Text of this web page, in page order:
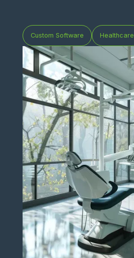
Custom Software Healthcare